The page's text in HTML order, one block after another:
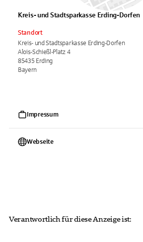
Kreis- und Stadtsparkasse Erding-Dorfen
Standort
Kreis- und Stadtsparkasse Erding-Dorfen
Alois-Schießl-Platz 4
85435 Erding
Bayern
Impressum
Webseite
Verantwortlich für diese Anzeige ist: